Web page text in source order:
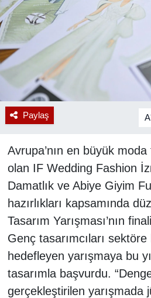
Paylaş A
Avrupa’nın en büyük
olan IF Wedding Fashion
Damatlık ve Abiye Giyim
hazırlıkları kapsamında
Tasarım Yarışması’nın
Genç tasarımcıları sektöre
hedefleyen yarışmaya bu
tasarımla başvurdu.
gerçekleştirilen yarışmada